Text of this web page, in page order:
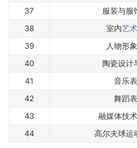
37
服装与服
38
室内艺
39
人物形
40
陶瓷设计
41
音乐
42
舞蹈
43
融媒体技
44
高尔夫球运